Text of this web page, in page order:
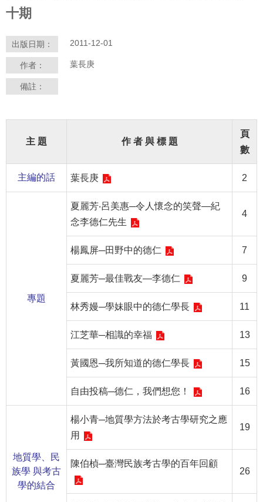
索
識
我
們
別
導
覽
十期
出版日期： 2011-12-01
作者： 葉長庚
備註：
主 題 作 者 與 標 題
頁
數
主編的話 葉長庚 2
專題
夏麗芳‧呂美惠─令人懷念的笑聲—紀
念李德仁先生
4
楊鳳屏─田野中的德仁 7
夏麗芳─最佳戰友—李德仁 9
林秀嫚─學妹眼中的德仁學長 11
江芝華─相識的幸福 13
黃國恩─我所知道的德仁學長 15
自由投稿─德仁，我們想您！ 16
地質學、民
族學 與考古
學的結合
楊小青─地質學方法於考古學研究之應
用
19
陳伯楨─臺灣民族考古學的百年回顧
26